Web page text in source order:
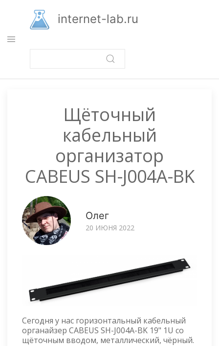
основному
содержанию
internet-lab.ru
Щёточный
кабельный
организатор
CABEUS SH-J004A-BK
Олег
20 ИЮНЯ 2022
Сегодня у нас горизонтальный кабельный
органайзер CABEUS SH-J004A-BK 19" 1U со
щёточным вводом, металлический, чёрный.